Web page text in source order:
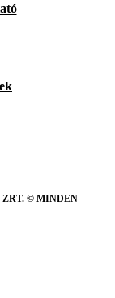
ZRT. © MINDEN